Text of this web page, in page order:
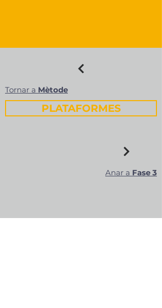
Tornar a Mètode
PLATAFORMES
Anar a Fase 3